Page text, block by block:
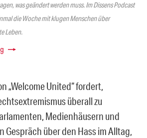
was geändert werden muss. Im Dissens Podcast
die Woche mit klugen Menschen über
Leben.
„Welcome United“ fordert,
überall zu
Medienhäusern und
Gespräch über den Hass im Alltag,